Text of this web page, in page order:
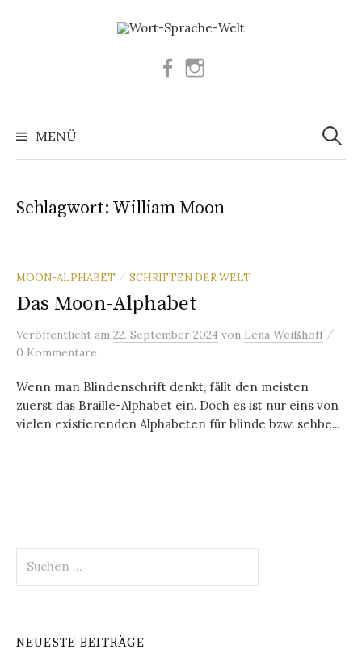
Facebook
MENÜ
Suchen
nach:
Schlagwort: William Moon
MOON-ALPHABET / SCHRIFTEN DER WELT
Das Moon-Alphabet
Veröffentlicht am 22. September 2024 von Lena Weißhoff /
0 Kommentare
Wenn man Blindenschrift denkt, fällt den meisten
zuerst das Braille-Alphabet ein. Doch es ist nur eins von
vielen existierenden Alphabeten für blinde bzw. sehbe...
nach:
NEUESTE BEITRÄGE